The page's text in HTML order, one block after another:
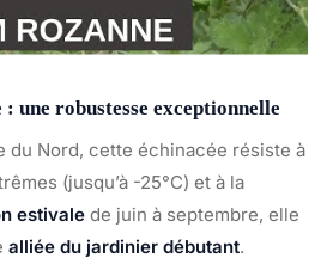
une robustesse exceptionnelle
du Nord, cette échinacée résiste à
(jusqu’à -25°C) et à la
estivale de juin à septembre, elle
alliée du jardinier débutant.